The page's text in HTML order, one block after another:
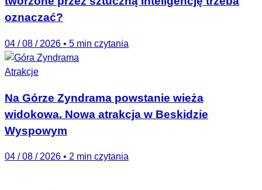
oznaczać?
04 / 08 / 2026 • 5 min czytania
Atrakcje
Na Górze Zyndrama powstanie wieża
widokowa. Nowa atrakcja w Beskidzie
Wyspowym
04 / 08 / 2026 • 2 min czytania